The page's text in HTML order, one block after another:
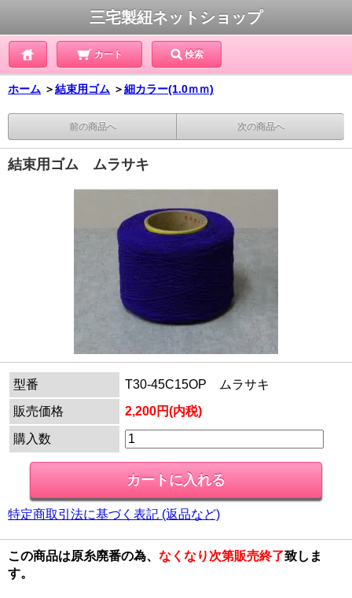
三宅製紐ネットショップ
カート 検索
ホーム ＞結束用ゴム ＞細カラー(1.0ｍｍ)
前の商品へ 次の商品へ
結束用ゴム ムラサキ
型番
T30-45C15OP ムラサキ
販売価格
2,200円(内税)
購入数
特定商取引法に基づく表記 (返品など)
この商品は原糸廃番の為、 なくなり次第販売終了致しま
す。